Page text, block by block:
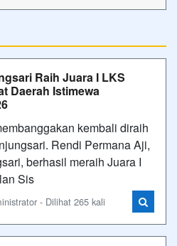
Raih Juara I LKS
Daerah Istimewa
kembali diraih
Rendi Permana Aji,
berhasil meraih Juara I
Sis
- Dilihat 265 kali